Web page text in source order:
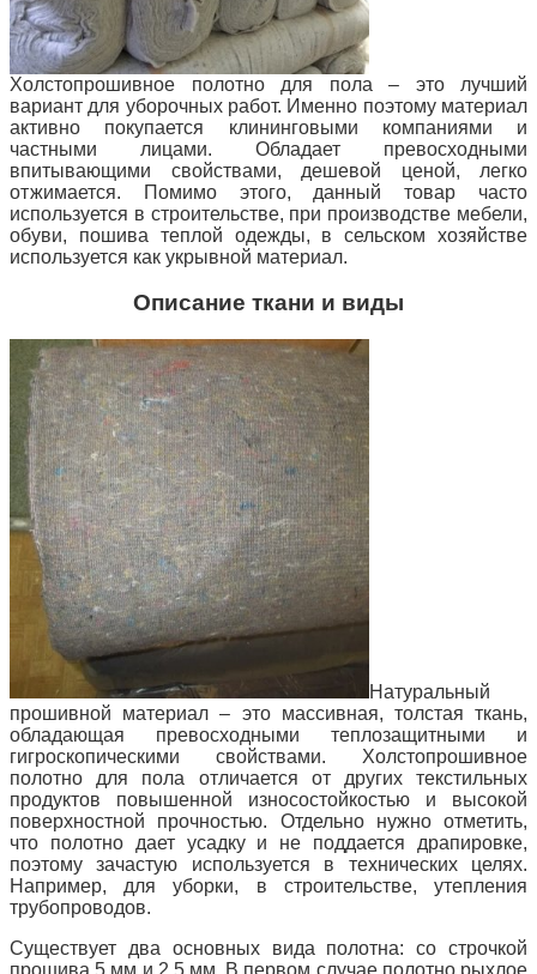
Холстопрошивное полотно для пола – это лучший
вариант для уборочных работ. Именно поэтому материал
активно покупается клининговыми компаниями и
частными лицами. Обладает превосходными
впитывающими свойствами, дешевой ценой, легко
отжимается. Помимо этого, данный товар часто
используется в строительстве, при производстве мебели,
обуви, пошива теплой одежды, в сельском хозяйстве
используется как укрывной материал.
Описание ткани и виды
Натуральный
прошивной материал – это массивная, толстая ткань,
обладающая превосходными теплозащитными и
гигроскопическими свойствами. Холстопрошивное
полотно для пола отличается от других текстильных
продуктов повышенной износостойкостью и высокой
поверхностной прочностью. Отдельно нужно отметить,
что полотно дает усадку и не поддается драпировке,
поэтому зачастую используется в технических целях.
Например, для уборки, в строительстве, утепления
трубопроводов.
Существует два основных вида полотна: со строчкой
прошива 5 мм и 2,5 мм. В первом случае полотно рыхлое